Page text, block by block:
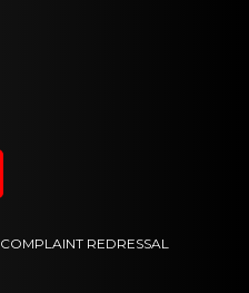
COMPLAINT REDRESSAL